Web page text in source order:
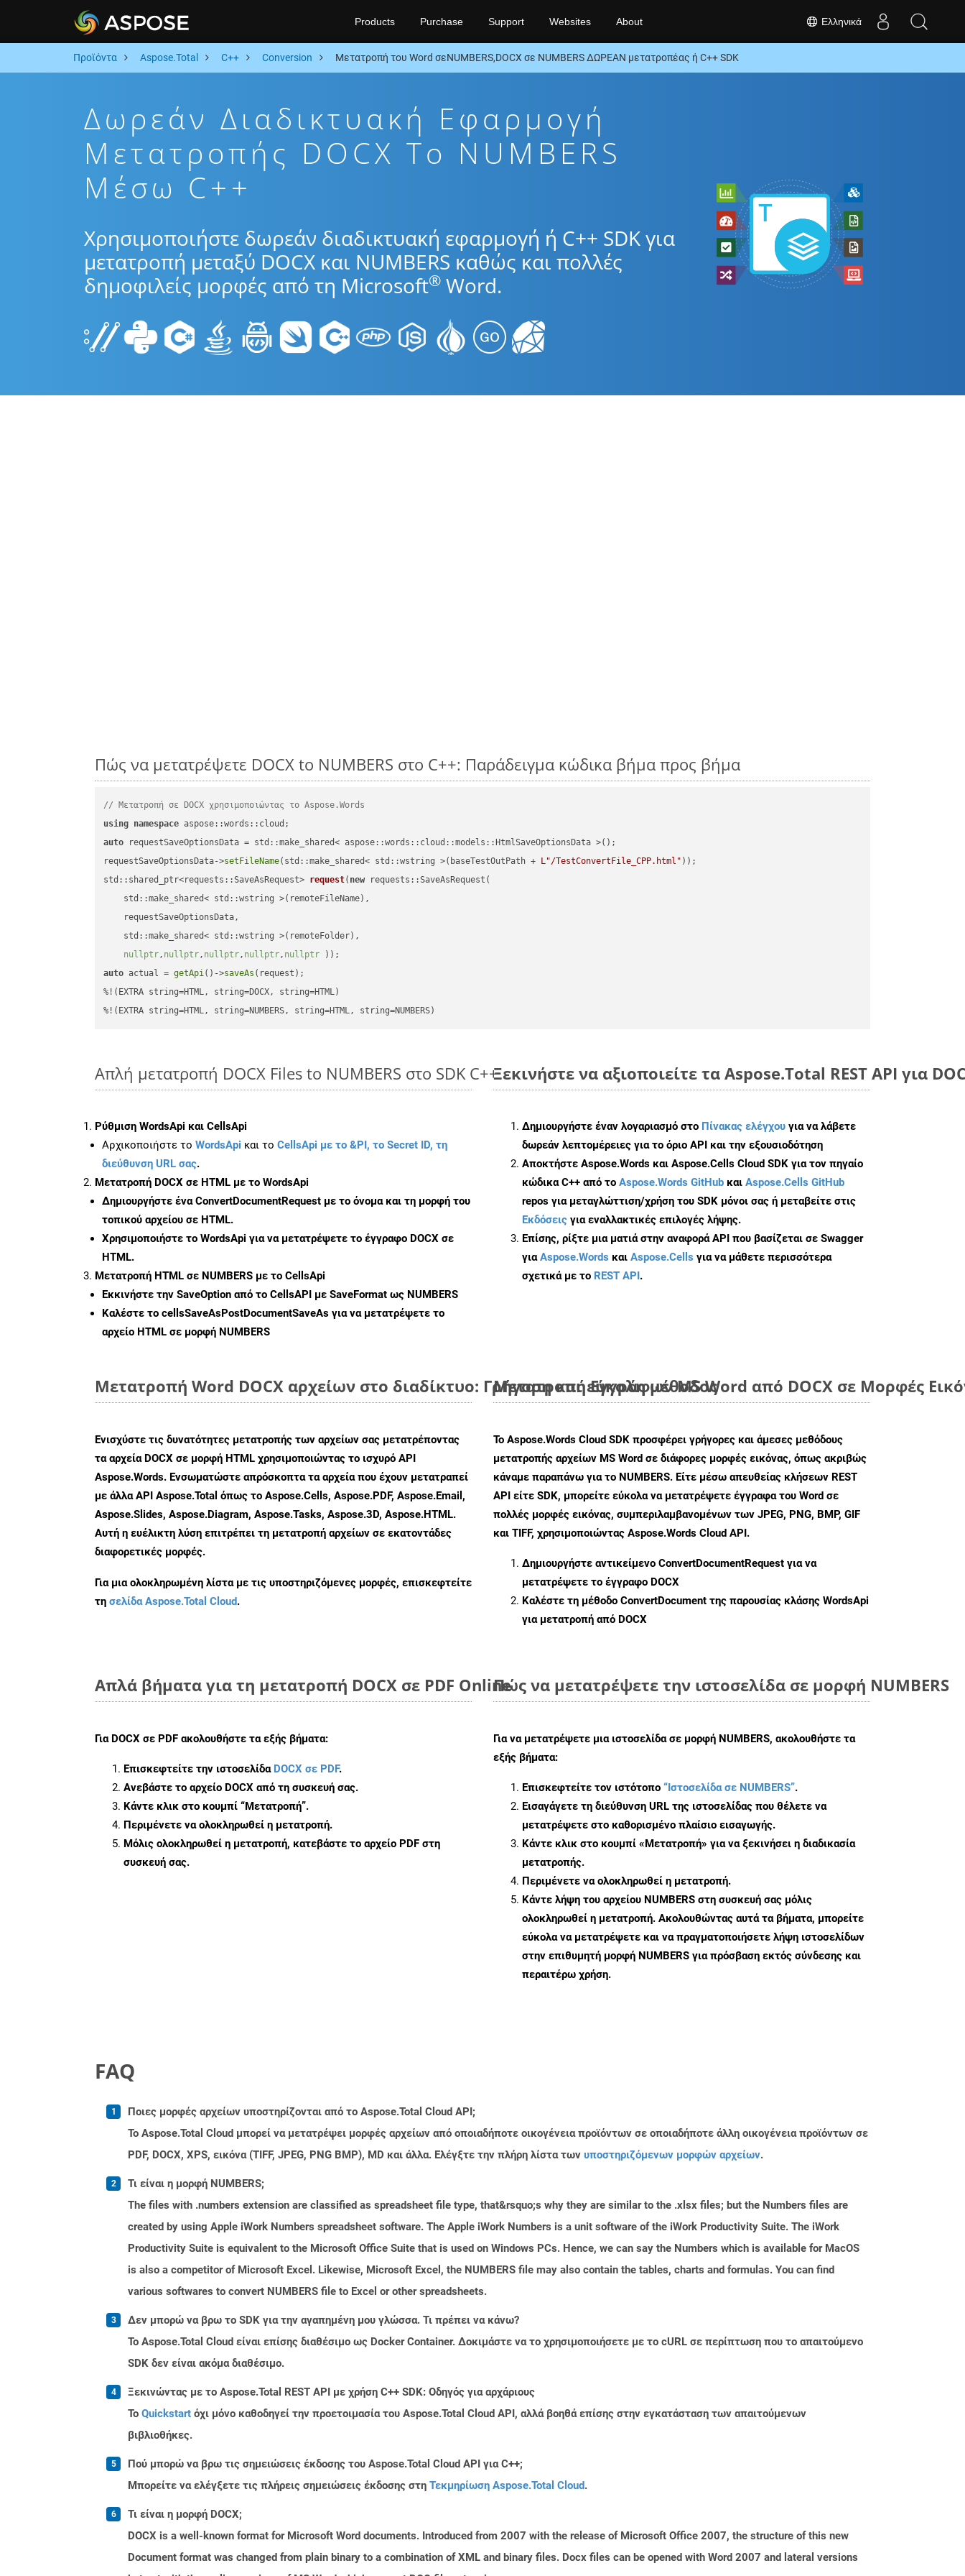
Ελληνικά
Products Purchase Support Websites About
Προϊόντα Aspose.Total C++ Conversion Μετατροπή του Word σεNUMBERS,DOCX σε NUMBERS ΔΩΡΕΑΝ μετατροπέας ή C++ SDK
Δωρεάν Διαδικτυακή Εφαρμογή
Μετατροπής DOCX To NUMBERS
Μέσω C++
Χρησιμοποιήστε δωρεάν διαδικτυακή εφαρμογή ή C++ SDK για
μετατροπή μεταξύ DOCX και NUMBERS καθώς και πολλές
δημοφιλείς μορφές από τη Microsoft® Word.
Πώς να μετατρέψετε DOCX to NUMBERS στο C++: Παράδειγμα κώδικα βήμα προς βήμα
// Μετατροπή σε DOCX χρησιμοποιώντας το Aspose.Words
using namespace
auto requestSaveOptionsData = std::make_shared< aspose::words::cloud::models::HtmlSaveOptionsData >();
requestSaveOptionsData->setFileName(std::make_shared< std::wstring >(baseTestOutPath + L"/TestConvertFile_CPP.html"
std::shared_ptr<requests::SaveAsRequest> request( new requests::SaveAsRequest(
    std::make_shared< std::wstring >(remoteFileName),
    requestSaveOptionsData,
    std::make_shared< std::wstring >(remoteFolder),
nullptr, nullptr, nullptr, nullptr, nullptr ))
auto actual = getApi()->saveAs (request);
%!(EXTRA string=HTML, string=DOCX, string=HTML)
%!(EXTRA string=HTML, string=NUMBERS, string=HTML, string=NUMBERS)
Απλή μετατροπή DOCX Files to NUMBERS στο SDK C++
Ρύθμιση WordsApi και CellsApi
Αρχικοποιήστε το WordsApi και το CellsApi με το &PI, το Secret ID, τη
διεύθυνση URL σας.
Μετατροπή DOCX σε HTML με το WordsApi
Δημιουργήστε έναConvertDocumentRequest με το όνομα και τη μορφή του
τοπικού αρχείου σε HTML.
Χρησιμοποιήστε το WordsApi για να μετατρέψετε το έγγραφο DOCX σε
HTML.
Μετατροπή HTML σε NUMBERS με το CellsApi
Εκκινήστε την SaveOption από το CellsAPI με SaveFormat ως NUMBERS
Καλέστε το cellsSaveAsPostDocumentSaveAs για να μετατρέψετε το
αρχείο HTML σε μορφή NUMBERS
Ξεκινήστε να αξιοποιείτε τα Aspose.Total REST API για
Δημιουργήστε έναν λογαριασμό στο Πίνακας ελέγχου για να λάβετε
δωρεάν λεπτομέρειες για το όριο API και την εξουσιοδότηση
Αποκτήστε Aspose.Words και Aspose.Cells Cloud SDK για τον πηγαίο
κώδικα C++ από το Aspose.Words GitHub και Aspose.Cells GitHub
repos για μεταγλώττιση/χρήση του SDK μόνοι σας ή μεταβείτε στις
Εκδόσεις για εναλλακτικές επιλογές λήψης.
Επίσης, ρίξτε μια ματιά στην αναφορά API που βασίζεται σε Swagger
γιαAspose.Words και Aspose.Cells για να μάθετε περισσότερα
σχετικά με το REST API.
Μετατροπή Word DOCX αρχείων στο διαδίκτυο: Γρήγορη και εύκολη μέθοδος
Ενισχύστε τις δυνατότητες μετατροπής των αρχείων σας μετατρέποντας
τα αρχεία DOCX σε μορφή HTML χρησιμοποιώντας το ισχυρό API
Aspose.Words. Ενσωματώστε απρόσκοπτα τα αρχεία που έχουν μετατραπεί
με άλλα API Aspose.Total όπως το Aspose.Cells, Aspose.PDF, Aspose.Email,
Aspose.Slides, Aspose.Diagram, Aspose.Tasks, Aspose.3D, Aspose.HTML.
Αυτή η ευέλικτη λύση επιτρέπει τη μετατροπή αρχείων σε εκατοντάδες
διαφορετικές μορφές.
Για μια ολοκληρωμένη λίστα με τις υποστηριζόμενες μορφές, επισκεφτείτε
τη σελίδα Aspose.Total Cloud.
Μετατροπή Εγγράφων MS Word από DOCX σε Μορφές
Το Aspose.Words Cloud SDK προσφέρει γρήγορες και άμεσες μεθόδους
μετατροπής αρχείων MS Word σε διάφορες μορφές εικόνας, όπως ακριβώς
κάναμε παραπάνω για το NUMBERS. Είτε μέσω απευθείας κλήσεων REST
API είτε SDK, μπορείτε εύκολα να μετατρέψετε έγγραφα του Word σε
πολλές μορφές εικόνας, συμπεριλαμβανομένων των JPEG, PNG, BMP, GIF
και TIFF, χρησιμοποιώντας Aspose.Words Cloud API.
Δημιουργήστε αντικείμενο ConvertDocumentRequest για να
μετατρέψετε το έγγραφο DOCX
Καλέστε τη μέθοδο ConvertDocument της παρουσίας κλάσης WordsApi
για μετατροπή από DOCX
Απλά βήματα για τη μετατροπή DOCX σε PDF Online
Για DOCX σε PDF ακολουθήστε τα εξής βήματα:
Επισκεφτείτε την ιστοσελίδα DOCX σε PDF.
Ανεβάστε το αρχείο DOCX από τη συσκευή σας.
Κάντε κλικ στο κουμπί “Μετατροπή”.
Περιμένετε να ολοκληρωθεί η μετατροπή.
Μόλις ολοκληρωθεί η μετατροπή, κατεβάστε το αρχείο PDF στη
συσκευή σας.
Πώς να μετατρέψετε την ιστοσελίδα σε μορφή NUMBERS
Για να μετατρέψετε μια ιστοσελίδα σε μορφή NUMBERS, ακολουθήστε τα
εξής βήματα:
Επισκεφτείτε τον ιστότοπο “Ιστοσελίδα σε NUMBERS”.
Εισαγάγετε τη διεύθυνση URL της ιστοσελίδας που θέλετε να
μετατρέψετε στο καθορισμένο πλαίσιο εισαγωγής.
Κάντε κλικ στο κουμπί «Μετατροπή» για να ξεκινήσει η διαδικασία
μετατροπής.
Περιμένετε να ολοκληρωθεί η μετατροπή.
Κάντε λήψη του αρχείου NUMBERS στη συσκευή σας μόλις
ολοκληρωθεί η μετατροπή. Ακολουθώντας αυτά τα βήματα, μπορείτε
εύκολα να μετατρέψετε και να πραγματοποιήσετε λήψη ιστοσελίδων
στην επιθυμητή μορφή NUMBERS για πρόσβαση εκτός σύνδεσης και
περαιτέρω χρήση.
FAQ
Ποιες μορφές αρχείων υποστηρίζονται από το Aspose.Total Cloud API;
Το Aspose.Total Cloud μπορεί να μετατρέψει μορφές αρχείων από οποιαδήποτε οικογένεια προϊόντων σε οποιαδήποτε άλλη οικογένεια προϊόντων σε
PDF, DOCX, XPS, εικόνα (TIFF, JPEG, PNG BMP), MD και άλλα. Ελέγξτε την πλήρη λίστα των υποστηριζόμενων μορφών αρχείων.
Τι είναι η μορφή NUMBERS;
The files with .numbers extension are classified as spreadsheet file type, that&rsquo;s why they are similar to the .xlsx files; but the Numbers files are
created by using Apple iWork Numbers spreadsheet software. The Apple iWork Numbers is a unit software of the iWork Productivity Suite. The iWork
Productivity Suite is equivalent to the Microsoft Office Suite that is used on Windows PCs. Hence, we can say the Numbers which is available for MacOS
is also a competitor of Microsoft Excel. Likewise, Microsoft Excel, the NUMBERS file may also contain the tables, charts and formulas. You can find
various softwares to convert NUMBERS file to Excel or other spreadsheets.
Δεν μπορώ να βρω το SDK για την αγαπημένη μου γλώσσα. Τι πρέπει να κάνω?
Το Aspose.Total Cloud είναι επίσης διαθέσιμο ως Docker Container. Δοκιμάστε να το χρησιμοποιήσετε με το cURL σε περίπτωση που το απαιτούμενο
SDK δεν είναι ακόμα διαθέσιμο.
Ξεκινώντας με το Aspose.Total REST API με χρήση C++ SDK: Οδηγός για αρχάριους
Το Quickstart όχι μόνο καθοδηγεί την προετοιμασία του Aspose.Total Cloud API, αλλά βοηθά επίσης στην εγκατάσταση των απαιτούμενων
βιβλιοθήκες.
Πού μπορώ να βρω τις σημειώσεις έκδοσης του Aspose.Total Cloud API για C++;
Μπορείτε να ελέγξετε τις πλήρεις σημειώσεις έκδοσης στη Τεκμηρίωση Aspose.Total Cloud.
Τι είναι η μορφή DOCX;
DOCX is a well-known format for Microsoft Word documents. Introduced from 2007 with the release of Microsoft Office 2007, the structure of this new
Document format was changed from plain binary to a combination of XML and binary files. Docx files can be opened with Word 2007 and lateral versions